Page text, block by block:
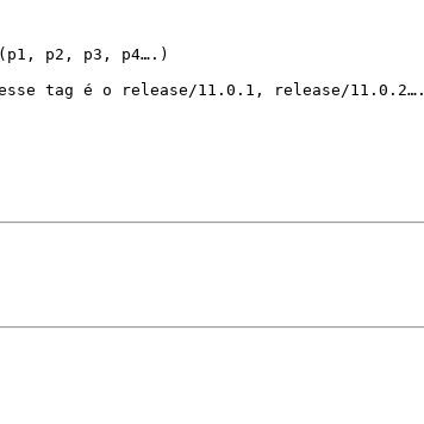
(p1, p2, p3, p4….)
esse tag é o release/11.0.1, release/11.0.2….